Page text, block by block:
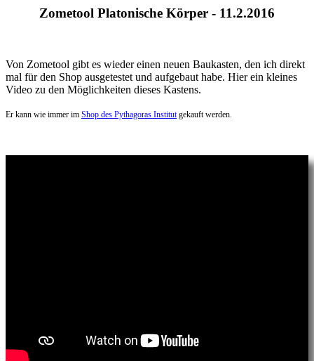
Zometool Platonische Körper - 11.2.2016
Von Zometool gibt es wieder einen neuen Baukasten, den ich direkt
mal für den Shop ausgetestet und aufgebaut habe. Hier ein kleines
Video zu den Möglichkeiten dieses Kastens.
Er kann wie immer im Shop des Pythagoras Institutgekauft werden.